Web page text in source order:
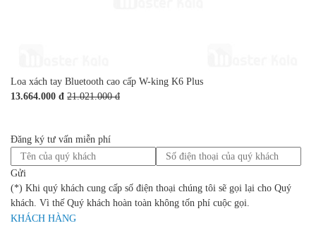
Loa xách tay Bluetooth cao cấp W-king K6 Plus
13.664.000 đ 21.021.000 đ
Đăng ký tư vấn miễn phí
Gửi
(*) Khi quý khách cung cấp số điện thoại chúng tôi sẽ gọi lại cho Quý
khách. Vì thế Quý khách hoàn toàn không tốn phí cuộc gọi.
KHÁCH HÀNG